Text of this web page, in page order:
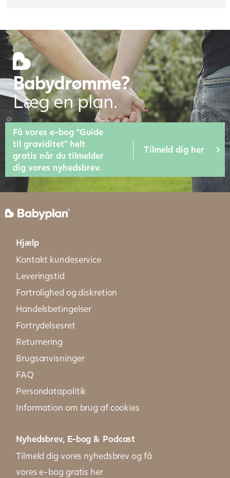
Babydrømme?
Læg en plan.
Få vores e-bog “Guide
til graviditet” helt
gratis når du tilmelder
dig vores nyhedsbrev.
Tilmeld dig her
Hjælp
Kontakt kundeservice
Leveringstid
Fortrolighed og diskretion
Handelsbetingelser
Fortrydelsesret
Returnering
Brugsanvisninger
FAQ
Persondatapolitik
Information om brug af cookies
Nyhedsbrev, E-bog & Podcast
Tilmeld dig vores nyhedsbrev og få
vores e-bog gratis her